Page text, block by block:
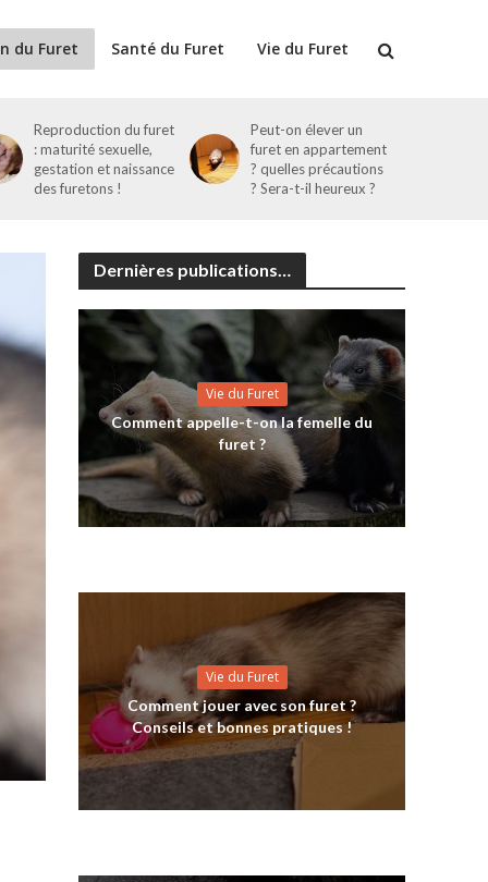
du Furet Santé du Furet Vie du Furet
Reproduction du furet
: maturité sexuelle,
gestation et naissance
des furetons !
Peut-on élever un
furet en appartement
? quelles précautions
? Sera-t-il heureux ?
Dernières publications…
Vie du Furet
Comment appelle-t-on la femelle du
furet ?
Vie du Furet
Comment jouer avec son furet ?
Conseils et bonnes pratiques !